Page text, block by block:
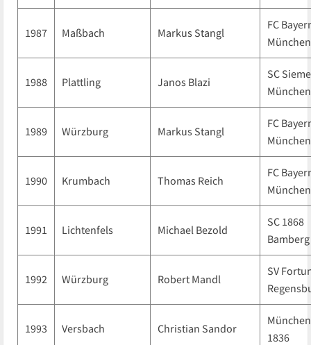
1987 Maßbach Markus Stangl
FC
München
1988 Plattling Janos Blazi
SC
München
1989 Würzburg Markus Stangl
FC
München
1990 Krumbach Thomas Reich
FC
München
1991 Lichtenfels Michael Bezold
SC 1868
Bamberg
1992 Würzburg Robert Mandl
SV
1993 Versbach Christian Sandor
1836